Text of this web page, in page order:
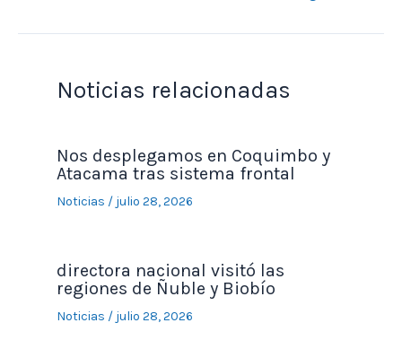
Noticias relacionadas
Nos desplegamos en Coquimbo y
Atacama tras sistema frontal
Noticias / julio 28, 2026
directora nacional visitó las
regiones de Ñuble y Biobío
Noticias / julio 28, 2026